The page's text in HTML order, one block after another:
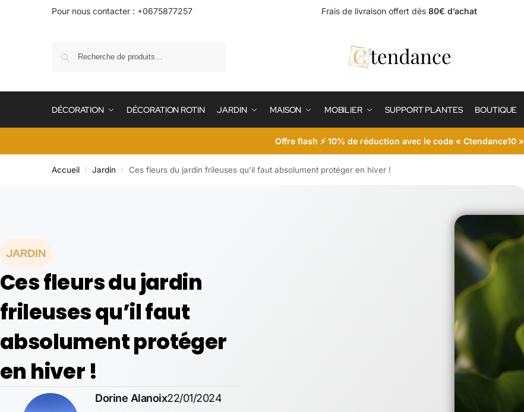
Pour nous contacter : +0675877257 Frais de livraison offert dès 80€ d’achat
DÉCORATION DÉCORATION ROTIN JARDIN MAISON MOBILIER SUPPORT PLANTES BOUTIQUE
Offre flash ⚡ 10% de réduction avec le code « Ctendance10 »
Accueil / Jardin / Ces fleurs du jardin frileuses qu’il faut absolument protéger en hiver !
JARDIN
Ces fleurs du jardin
frileuses qu’il faut
absolument protéger
en hiver !
Dorine Alanoix22/01/2024